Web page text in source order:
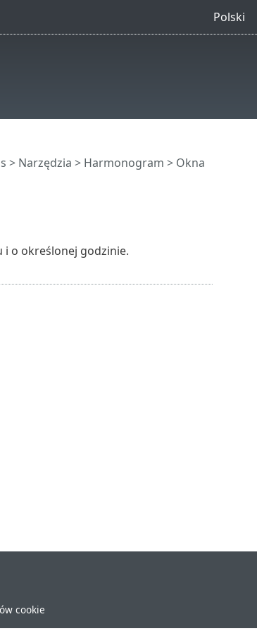
Polski
> Narzędzia > Harmonogram > Okna
o określonej godzinie.
cookie